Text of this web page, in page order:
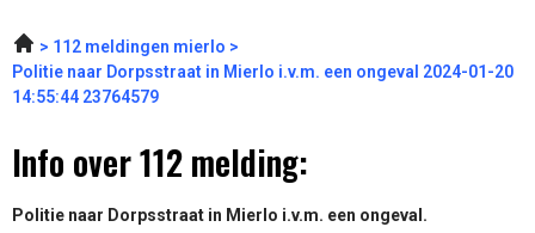
112 meldingen mierlo
Politie naar Dorpsstraat in Mierlo i.v.m. een ongeval 2024-01-20
14:55:44 23764579
Info over 112 melding:
Politie naar Dorpsstraat in Mierlo i.v.m. een ongeval.